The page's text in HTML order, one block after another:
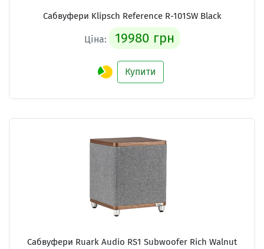
Сабвуфери Klipsch Reference R-101SW Black
Ціна: 19980 грн
Купити
Сабвуфери Ruark Audio RS1 Subwoofer Rich Walnut